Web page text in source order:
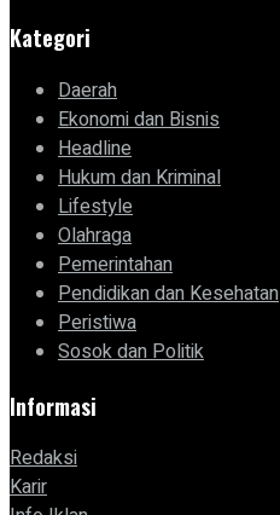
Kategori
Daerah
Ekonomi dan Bisnis
Headline
Hukum dan Kriminal
Lifestyle
Olahraga
Pemerintahan
Pendidikan dan Kesehatan
Peristiwa
Sosok dan Politik
Informasi
Redaksi
Karir